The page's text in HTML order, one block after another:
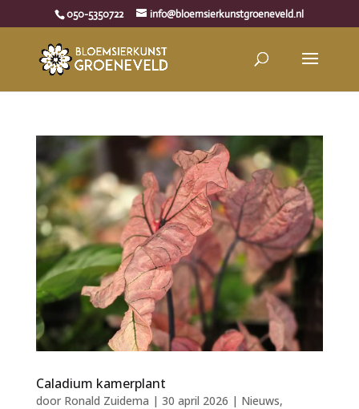
050-5350722 info@bloemsierkunstgroeneveld.nl
Caladium kamerplant
door Ronald Zuidema | 30 april 2026 | Nieuws,